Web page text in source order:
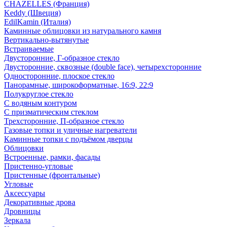
CHAZELLES (Франция)
Keddy (Швеция)
EdilKamin (Италия)
Каминные облицовки из натурального камня
Вертикально-вытянутые
Встраиваемые
Двусторонние, Г-образное стекло
Двусторонние, сквозные (double face), четырехсторонние
Односторонние, плоское стекло
Панорамные, широкоформатные, 16:9, 22:9
Полукруглое стекло
С водяным контуром
С призматическим стеклом
Трехсторонние, П-образное стекло
Газовые топки и уличные нагреватели
Каминные топки с подъёмом дверцы
Облицовки
Встроенные, рамки, фасады
Пристенно-угловые
Пристенные (фронтальные)
Угловые
Аксессуары
Декоративные дрова
Дровницы
Зеркала